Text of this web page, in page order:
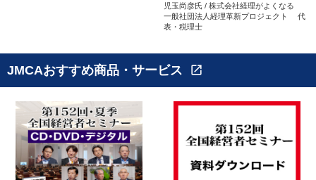
児玉尚彦氏 / 株式会社経理がよくなる
一般社団法人経理革新プロジェクト 代
表・税理士
JMCAおすすめ商品・サービス open_in_new